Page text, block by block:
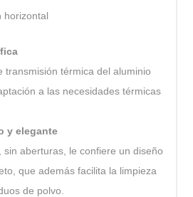
horizontal
transmisión térmica del aluminio
a las necesidades térmicas
y elegante
sin aberturas, le confiere un diseño
que además facilita la limpieza
de polvo.